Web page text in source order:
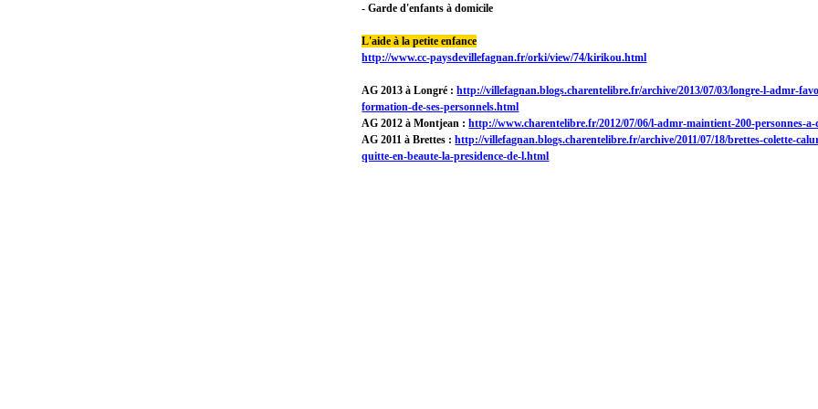
- Garde d'enfants à domicile
L'aide à la petite enfance
http://www.cc-paysdevillefagnan.fr/orki/view/74/kirikou.html
AG 2013 à Longré :http://villefagnan.blogs.charentelibre.fr/archive/2013/07/03/longre-l-admr-
formation-de-ses-personnels.html
AG 2012 à Montjean :http://www.charentelibre.fr/2012/07/06/l-admr-maintient-200-personnes-a-
AG 2011 à Brettes :http://villefagnan.blogs.charentelibre.fr/archive/2011/07/18/brettes-colette-
quitte-en-beaute-la-presidence-de-l.html